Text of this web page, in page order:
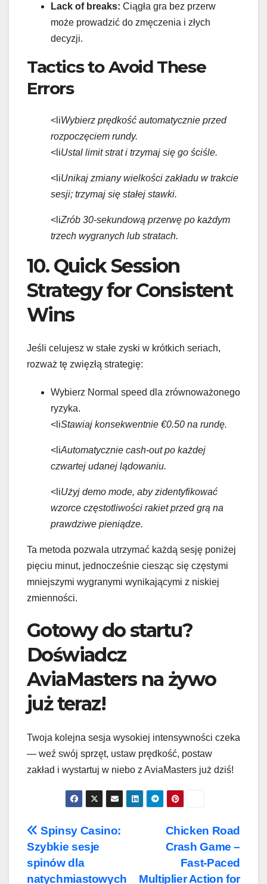
Lack of breaks: Ciągła gra bez przerw
może prowadzić do zmęczenia i złych
decyzji.
Tactics to Avoid These
Errors
<liWybierz prędkość automatycznie przed
rozpoczęciem rundy.
<liUstal limit strat i trzymaj się go ściśle.
<liUnikaj zmiany wielkości zakładu w trakcie
sesji; trzymaj się stałej stawki.
<liZrób 30‑sekundową przerwę po każdym
trzech wygranych lub stratach.
10. Quick Session
Strategy for Consistent
Wins
Jeśli celujesz w stałe zyski w krótkich seriach,
rozważ tę zwięzłą strategię:
Wybierz Normal speed dla zrównoważonego
ryzyka.
<liStawiaj konsekwentnie €0.50 na rundę.
<liAutomatycznie cash‑out po każdej
czwartej udanej lądowaniu.
<liUżyj demo mode, aby zidentyfikować
wzorce częstotliwości rakiet przed grą na
prawdziwe pieniądze.
Ta metoda pozwala utrzymać każdą sesję poniżej
pięciu minut, jednocześnie ciesząc się częstymi
mniejszymi wygranymi wynikającymi z niskiej
zmienności.
Gotowy do startu?
Doświadcz
AviaMasters na żywo
już teraz!
Twoja kolejna sesja wysokiej intensywności czeka
— weź swój sprzęt, ustaw prędkość, postaw
zakład i wystartuj w niebo z AviaMasters już dziś!
Post
navigation
Chicken Road
Crash Game –
Fast‑Paced
Multiplier Action for
Spinsy Casino:
Szybkie sesje
spinów dla
natychmiastowych